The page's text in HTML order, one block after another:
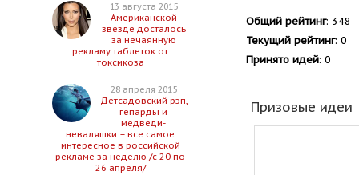
13 августа 2015
Американской
звезде досталось
за нечаянную
рекламу таблеток от
токсикоза
28 апреля 2015
Детсадовский рэп,
гепарды и
медведи-
неваляшки – все самое
интересное в российской
рекламе за неделю /с 20 по
26 апреля/
Общий рейтинг: 348
Текущий рейтинг: 0
Принято идей: 0
Призовые идеи